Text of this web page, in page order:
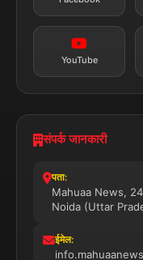
सब्सक्राइब करें
YouTube
संपर्क जानकारी
पता:
Mahuaa News,
Noida (Uttar
ईमेल: